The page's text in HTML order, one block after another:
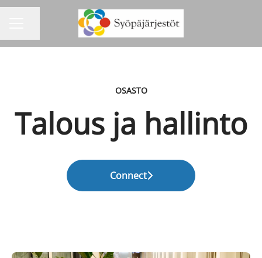
OSASTO
Talous ja hallinto
Connect